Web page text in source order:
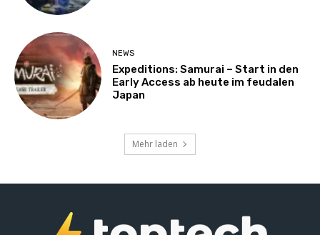
NEWS
Expeditions: Samurai – Start in den
Early Access ab heute im feudalen
Japan
Mehr laden